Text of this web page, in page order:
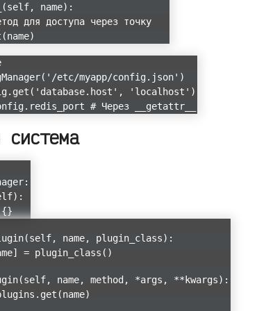
name):
для доступа через точку
etc/myapp/config.json')
'localhost')
# Через __getattr__
система
{}
name, plugin_class):
= plugin_class()
name, method, *args, **kwargs):